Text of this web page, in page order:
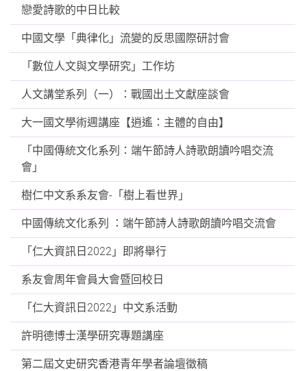
戀愛詩歌的中日比較
中國文學「典律化」流變的反思國際研討會
「數位人文與文學研究」工作坊
人文講堂系列（一）：戰國出土文獻座談會
大一國文學術週講座【逍遙：主體的自由】
「中國傳統文化系列：端午節詩人詩歌朗讀吟唱交流
會」
樹仁中文系系友會-「樹上看世界」
中國傳統文化系列 ：端午節詩人詩歌朗讀吟唱交流會
「仁大資訊日2022」即將舉行
系友會周年會員大會暨回校日
「仁大資訊日2022」中文系活動
許明德博士漢學研究專題講座
第二屆文史研究香港青年學者論壇徵稿